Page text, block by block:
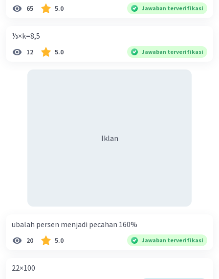
65 5.0 Jawaban terverifikasi
⅓×k=8,5
12 5.0 Jawaban terverifikasi
Iklan
ubalah persen menjadi pecahan 160%
20 5.0 Jawaban terverifikasi
22×100